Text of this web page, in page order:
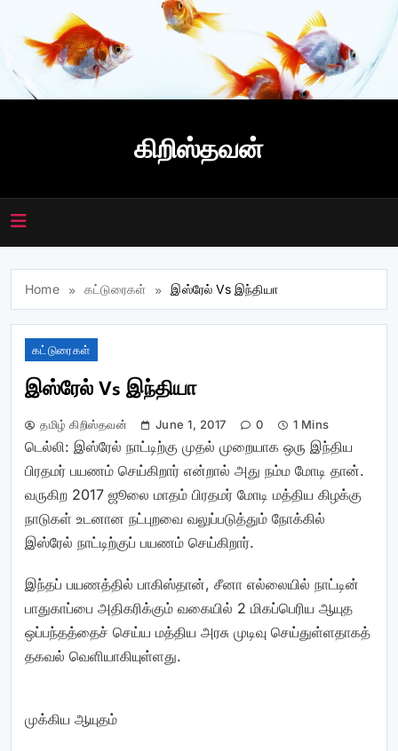
content
கிறிஸ்தவன்
Home கட்டுரைகள் இஸ்ரேல் Vs இந்தியா
கட்டுரைகள்
இஸ்ரேல் Vs இந்தியா
தமிழ் கிறிஸ்தவன் June 1, 2017 0 1 Mins
டெல்லி: இஸ்ரேல் நாட்டிற்கு முதல் முறையாக ஒரு இந்திய
பிரதமர் பயணம் செய்கிறார் என்றால் அது நம்ம மோடி தான்.
வருகிற 2017 ஜூலை மாதம் பிரதமர் மோடி மத்திய கிழக்கு
நாடுகள் உடனான நட்புறவை வலுப்படுத்தும் நோக்கில்
இஸ்ரேல் நாட்டிற்குப் பயணம் செய்கிறார்.
இந்தப் பயணத்தில் பாகிஸ்தான், சீனா எல்லையில் நாட்டின்
பாதுகாப்பை அதிகரிக்கும் வகையில் 2 மிகப்பெரிய ஆயுத
ஒப்பந்தத்தைச் செய்ய மத்திய அரசு முடிவு செய்துள்ளதாகத்
தகவல் வெளியாகியுள்ளது.
முக்கிய ஆயுதம்